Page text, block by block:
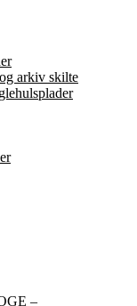
arkiv skilte
–